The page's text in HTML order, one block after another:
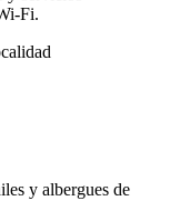
Fi.
y albergues de